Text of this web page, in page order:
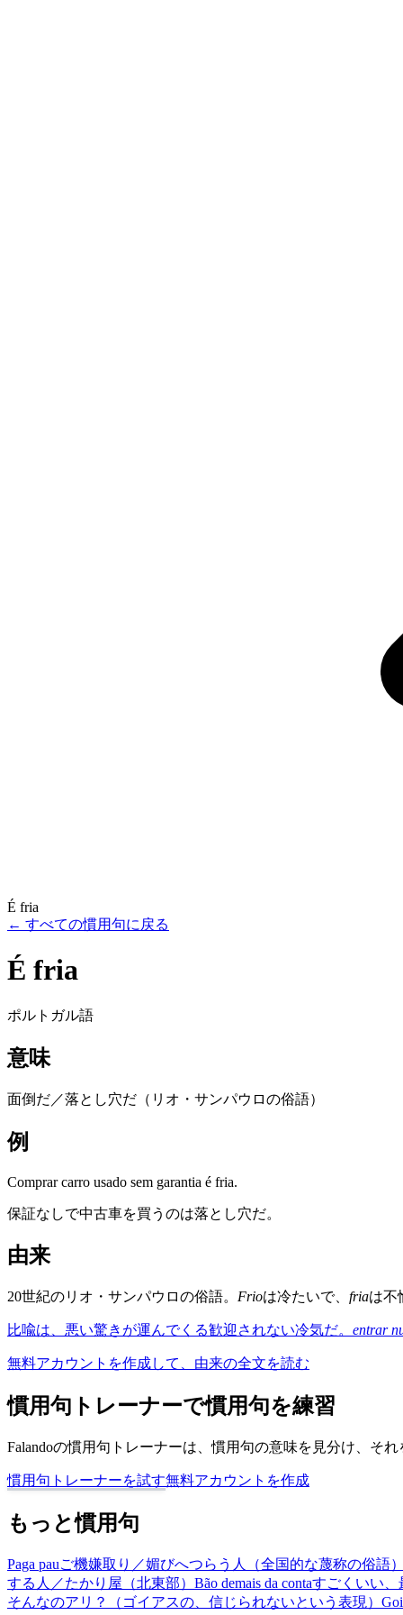
É fria
← すべての慣用句に戻る
É fria
ポルトガル語
意味
面倒だ／落とし穴だ（リオ・サンパウロの俗語）
例
Comprar carro usado sem garantia é fria.
保証なしで中古車を買うのは落とし穴だ。
由来
20世紀のリオ・サンパウロの俗語。 Frioは冷たいで、 friaは不
比喩は、悪い驚きが運んでくる歓迎されない冷気だ。 entrar
無料アカウントを作成して、由来の全文を読む
慣用句トレーナーで慣用句を練習
Falandoの慣用句トレーナーは、慣用句の意味を見分け、そ
慣用句トレーナーを試す無料アカウントを作成
もっと慣用句
Paga pauご機嫌取り／媚びへつらう人（全国的な蔑称の俗語
する人／たかり屋（北東部） Bão demais da contaすごくいい、
そんなのアリ？（ゴイアスの、信じられないという表現）